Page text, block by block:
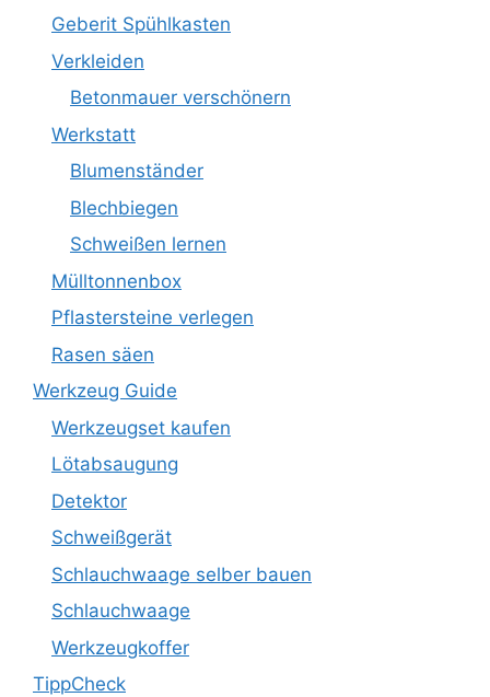
Geberit Spühlkasten
Verkleiden
Betonmauer verschönern
Werkstatt
Blumenständer
Blechbiegen
Schweißen lernen
Mülltonnenbox
Pflastersteine verlegen
Rasen säen
Werkzeug Guide
Werkzeugset kaufen
Lötabsaugung
Detektor
Schweißgerät
Schlauchwaage selber bauen
Schlauchwaage
Werkzeugkoffer
TippCheck